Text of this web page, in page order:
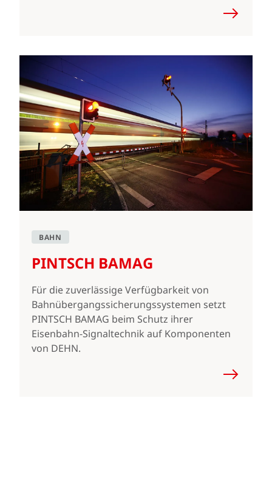
BAHN
PINTSCH BAMAG
Für die zuverlässige Verfügbarkeit von
Bahnübergangssicherungssystemen setzt
PINTSCH BAMAG beim Schutz ihrer
Eisenbahn-Signaltechnik auf Komponenten
von DEHN.